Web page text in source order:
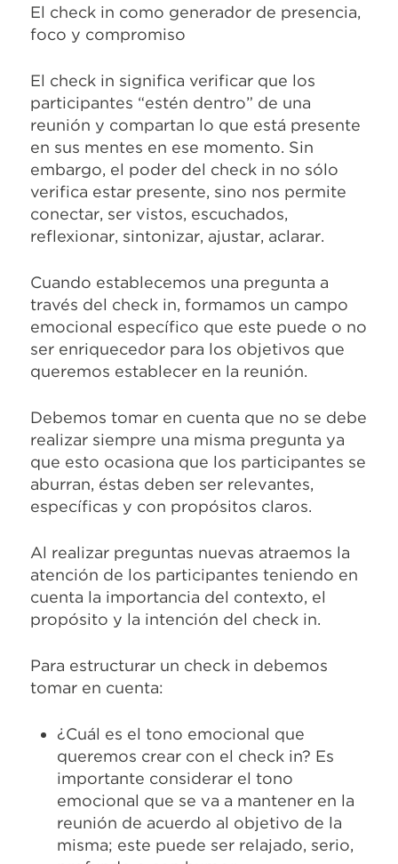
El check in como generador de presencia,
foco y compromiso
El check in significa verificar que los
participantes “estén dentro” de una
reunión y compartan lo que está presente
en sus mentes en ese momento. Sin
embargo, el poder del check in no sólo
verifica estar presente, sino nos permite
conectar, ser vistos, escuchados,
reflexionar, sintonizar, ajustar, aclarar.
Cuando establecemos una pregunta a
través del check in, formamos un campo
emocional específico que este puede o no
ser enriquecedor para los objetivos que
queremos establecer en la reunión.
Debemos tomar en cuenta que no se debe
realizar siempre una misma pregunta ya
que esto ocasiona que los participantes se
aburran, éstas deben ser relevantes,
específicas y con propósitos claros.
Al realizar preguntas nuevas atraemos la
atención de los participantes teniendo en
cuenta la importancia del contexto, el
propósito y la intención del check in.
Para estructurar un check in debemos
tomar en cuenta:
¿Cuál es el tono emocional que
queremos crear con el check in? Es
importante considerar el tono
emocional que se va a mantener en la
reunión de acuerdo al objetivo de la
misma; este puede ser relajado, serio,